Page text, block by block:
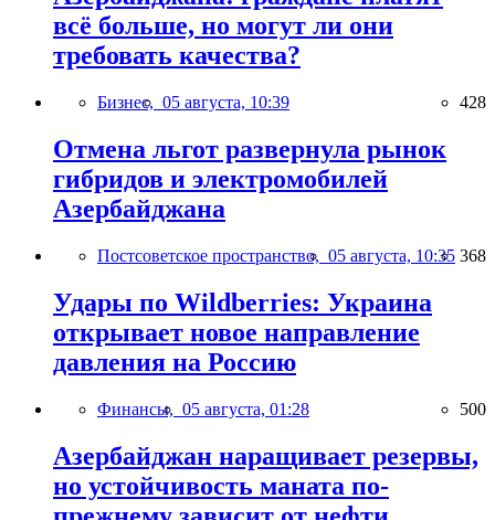
всё больше, но могут ли они
требовать качества?
Бизнес, 05 августа, 10:39 428
Отмена льгот развернула рынок
гибридов и электромобилей
Азербайджана
Постсоветское пространство, 05 августа, 10:35 368
Удары по Wildberries: Украина
открывает новое направление
давления на Россию
Финансы, 05 августа, 01:28 500
Азербайджан наращивает резервы,
но устойчивость маната по-